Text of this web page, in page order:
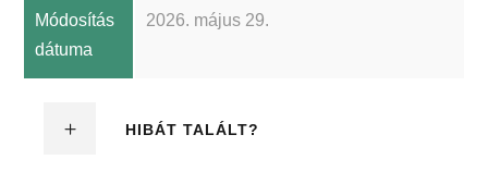
Módosítás
dátuma
2026. május 29.
HIBÁT TALÁLT?